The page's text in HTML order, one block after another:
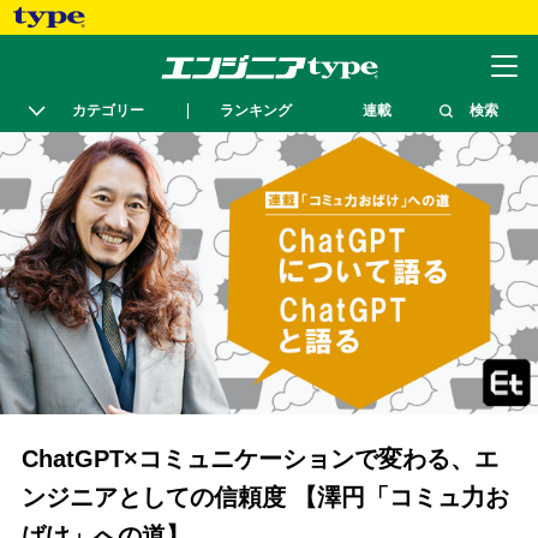
カテゴリー ランキング 連載 検索
ChatGPT×コミュニケーションで変わる、エ
ンジニアとしての信頼度 【澤円「コミュ力お